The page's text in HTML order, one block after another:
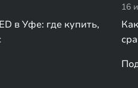
в Уфе: где купить,
16